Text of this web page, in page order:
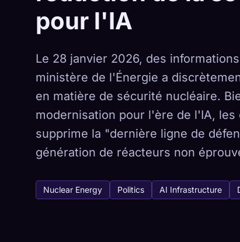
pour l'IA
Le 28 janvier 2026, des
ministère de l'Énergie a
en matière de sécurité nucléaire.
modernisation pour l'ère de l'IA,
supprime la "dernière ligne de
génération de réacteurs non
Nuclear Energy Politics AI Infrastructure
🧬Xeno Database
Collectés : / 443
☁️Sauvegardez votre collection sur tous les appareils